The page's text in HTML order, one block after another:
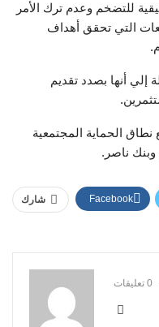
للتضخم وعدم ترك الأمر
التي تحقق أهداف
إلي أنها بصدد تقديم
الحماية المجتمعية
ناصر.
شارك Facebook
0 تعليقات